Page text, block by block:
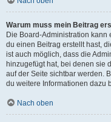
Warum muss mein Beitrag
Die Board-Administration kann
du einen Beitrag erstellt hast,
ist auch möglich, dass die
hinzugefügt hat, bei denen sie
auf der Seite sichtbar werden.
du weitere Informationen dazu
Nach oben